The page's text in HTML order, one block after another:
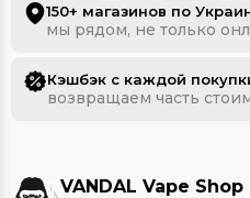
150+ магазинов по
мы рядом, не только
Кэшбэк с каждой
возвращаем часть
VANDAL Vape Shop